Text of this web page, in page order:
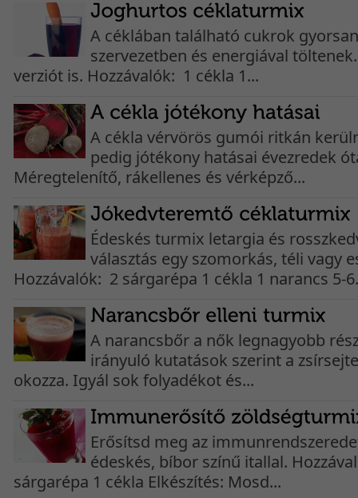
A céklában található cukrok
szervezetben és energiával
verziót is. Hozzávalók: 1 cékla 1...
A cékla vérvörös gumói ritkán
pedig jótékony hatásai évezredek
Méregtelenítő, rákellenes és vérképző...
Édeskés turmix letargia és
választás egy szomorkás, téli vagy
Hozzávalók: 2 sárgarépa 1 cékla 1 narancs 5-
A narancsbőr a nők legnagyobb
irányuló kutatások szerint a
okozza. Igyál sok folyadékot és...
Erősítsd meg az
édeskés, bíbor színű itallal.
sárgarépa 1 cékla Elkészítés: Mosd...